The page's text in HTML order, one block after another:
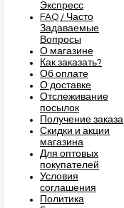
Экспресс
FAQ / Часто
Задаваемые
Вопросы
О магазине
Как заказать?
Об оплате
О доставке
Отслеживание
посылок
Получение заказа
Скидки и акции
магазина
Для оптовых
покупателей
Условия
соглашения
Политика